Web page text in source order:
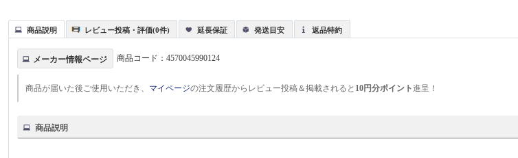
商品説明 レビュー投稿・評価(0件) 延長保証 発送目安 返品特約
メーカー情報ページ 商品コード：4570045990124
商品が届いた後ご使用いただき、 マイページの注文履歴からレビュー投稿＆掲載されると 10円分ポイント進呈！
商品説明